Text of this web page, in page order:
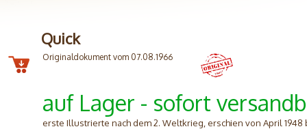
Quick
Originaldokument vom 07.08.1966
auf Lager - sofort
erste Illustrierte nach dem 2. Weltkrieg, erschien von April